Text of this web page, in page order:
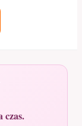
czas.